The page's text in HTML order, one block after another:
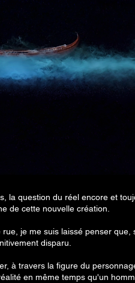
la question du réel encore et
de cette nouvelle création.
je me suis laissé penser que,
disparu.
à travers la figure du
en même temps qu'un